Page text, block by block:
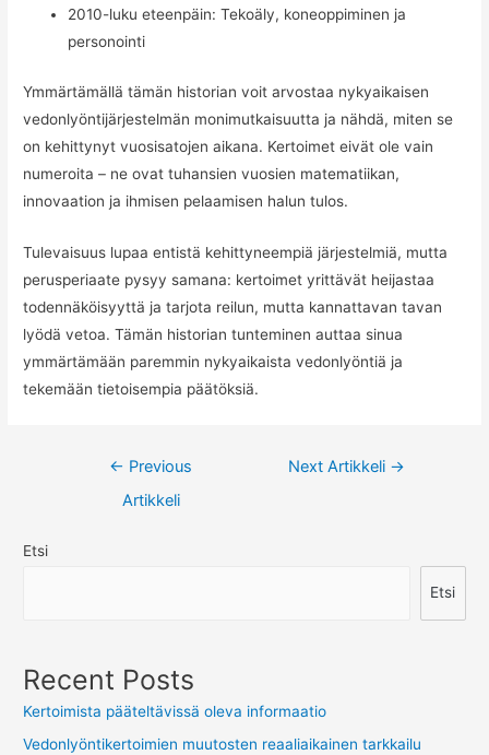
2010-luku eteenpäin: Tekoäly, koneoppiminen ja
personointi
Ymmärtämällä tämän historian voit arvostaa nykyaikaisen
vedonlyöntijärjestelmän monimutkaisuutta ja nähdä, miten se
on kehittynyt vuosisatojen aikana. Kertoimet eivät ole vain
numeroita – ne ovat tuhansien vuosien matematiikan,
innovaation ja ihmisen pelaamisen halun tulos.
Tulevaisuus lupaa entistä kehittyneempiä järjestelmiä, mutta
perusperiaate pysyy samana: kertoimet yrittävät heijastaa
todennäköisyyttä ja tarjota reilun, mutta kannattavan tavan
lyödä vetoa. Tämän historian tunteminen auttaa sinua
ymmärtämään paremmin nykyaikaista vedonlyöntiä ja
tekemään tietoisempia päätöksiä.
Artikkelien
selaus
← Previous
Artikkeli
Next Artikkeli →
Etsi
Etsi
Recent Posts
Kertoimista pääteltävissä oleva informaatio
Vedonlyöntikertoimien muutosten reaaliaikainen tarkkailu